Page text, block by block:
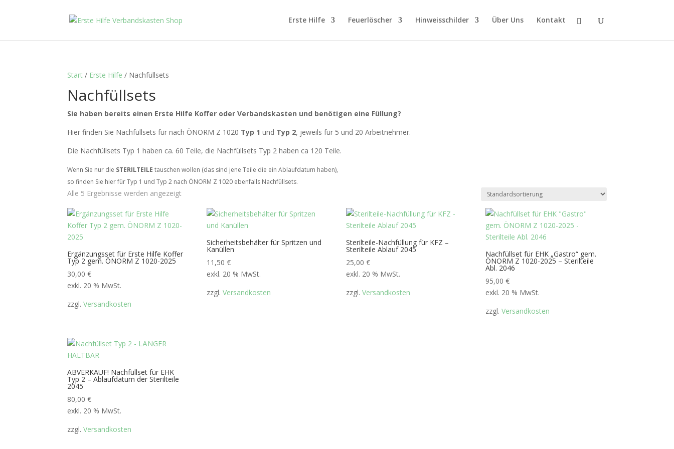
Erste Hilfe Feuerlöscher Hinweisschilder Über Uns Kontakt
Start / Erste Hilfe / Nachfüllsets
Nachfüllsets
Sie haben bereits einen Erste Hilfe Koffer oder Verbandskasten und benötigen eine Füllung?
Hier finden Sie Nachfüllsets für nach ÖNORM Z 1020 Typ 1 und Typ 2, jeweils für 5 und 20 Arbeitnehmer.
Die Nachfüllsets Typ 1 haben ca. 60 Teile, die Nachfüllsets Typ 2 haben ca 120 Teile.
Wenn Sie nur die STERILTEILE tauschen wollen (das sind jene Teile die ein Ablaufdatum haben),
so finden Sie hier für Typ 1 und Typ 2 nach ÖNORM Z 1020 ebenfalls Nachfüllsets.
Alle 5 Ergebnisse werden angezeigt
Ergänzungsset für Erste Hilfe Koffer
Typ 2 gem. ÖNORM Z 1020-2025
30,00€
exkl. 20 % MwSt.
zzgl.Versandkosten
Sicherheitsbehälter für Spritzen und
Kanüllen
11,50€
exkl. 20 % MwSt.
zzgl.Versandkosten
Sterilteile-Nachfüllung für KFZ –
Sterilteile Ablauf 2045
25,00€
exkl. 20 % MwSt.
zzgl.Versandkosten
Nachfüllset für EHK „Gastro“ gem.
ÖNORM Z 1020-2025 – Sterilteile
Abl. 2046
95,00€
exkl. 20 % MwSt.
zzgl.Versandkosten
ABVERKAUF! Nachfüllset für EHK
Typ 2 – Ablaufdatum der Sterilteile
2045
80,00€
exkl. 20 % MwSt.
zzgl.Versandkosten